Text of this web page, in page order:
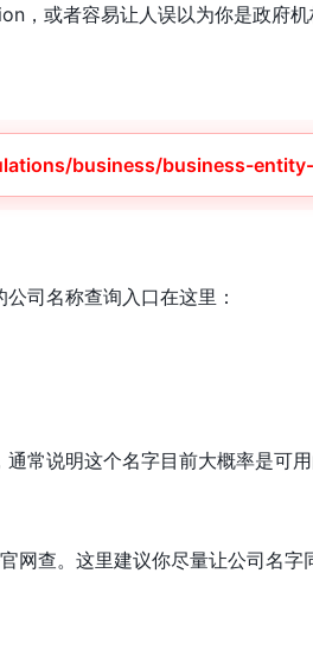
或者容易让人误以为你是政府机
business/business-
司名称查询入口在这里：
常说明这个名字目前大概率是可
查。这里建议你尽量让公司名字